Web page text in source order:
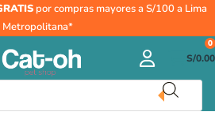
por compras mayores a S/100 a Lima
Metropolitana*
S/0.00
0